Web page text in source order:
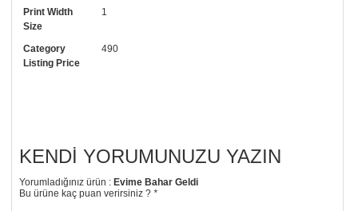
• Görselde düzenleme yaptırmak istiyorsanız yine bize telefon
numaramızdan ulaşabilirsiniz.
Print Width
Size
1
Category
Listing Price
490
KENDI YORUMUNUZU YAZIN
Yorumladığınız ürün : Evime Bahar Geldi
Bu ürüne kaç puan verirsiniz ?*